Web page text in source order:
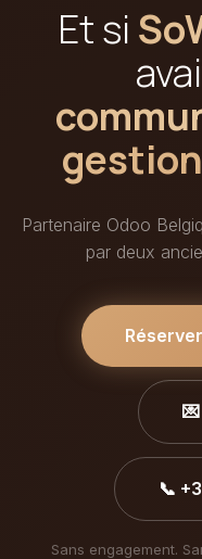
Et si
gestion
Partenaire Odoo
par deux
📞
Sans engagement.